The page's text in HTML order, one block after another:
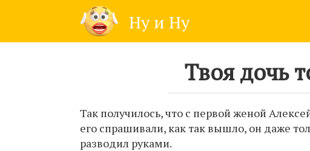
Ну и Ну
Твоя дочь
Так получилось, что с первой женой
его спрашивали, как так вышло, он даже
разводил руками.